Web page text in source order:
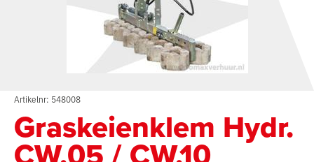
Artikelnr: 548008
Graskeienklem Hydr.